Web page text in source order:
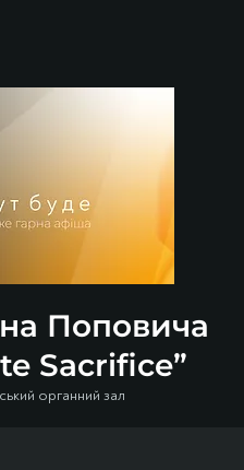
Поповича
Sacrifice”
органний зал